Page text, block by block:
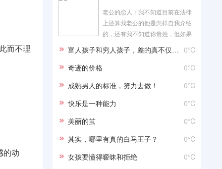
而不理
的动
老公的恋人：我不知道目前在法律
上还算我老公的他是怎样自我介绍
的，还有我不知道你贵姓，但如果
我目前不想那样做，爱情是美好
0℃
富人孩子和穷人孩子，差的真不仅仅是钱
0℃
奇迹的价格
0℃
成熟男人的标准，努力去做！
0℃
快乐是一种能力
0℃
美丽的茧
0℃
其实，哪里有真的白马王子？
0℃
女孩要懂得暧昧和拒绝